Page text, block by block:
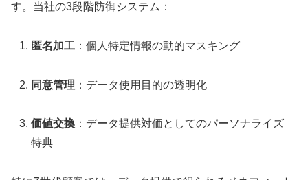
す。当社の3段階防御システム：
匿名加工 ：個人特定情報の動的マスキング
同意管理 ：データ使用目的の透明化
価値交換 ：データ提供対価としてのパーソナライズ
特典